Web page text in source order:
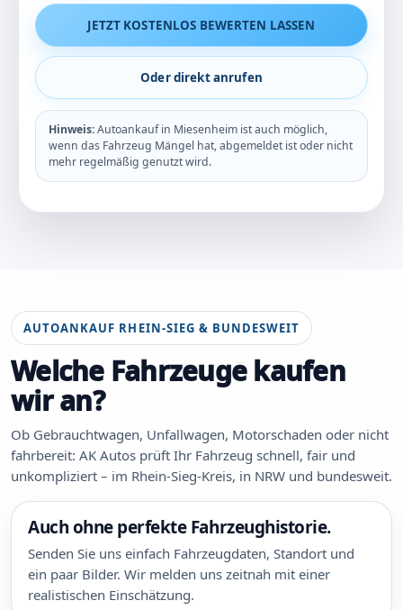
JETZT KOSTENLOS BEWERTEN LASSEN
Oder direkt anrufen
Hinweis:Autoankauf in Miesenheim ist auch möglich,
wenn das Fahrzeug Mängel hat, abgemeldet ist oder nicht
mehr regelmäßig genutzt wird.
AUTOANKAUF RHEIN-SIEG & BUNDESWEIT
Welche Fahrzeuge kaufen
wir an?
Ob Gebrauchtwagen, Unfallwagen, Motorschaden oder nicht
fahrbereit: AK Autos prüft Ihr Fahrzeug schnell, fair und
unkompliziert – im Rhein-Sieg-Kreis, in NRW und bundesweit.
Auch ohne perfekte Fahrzeughistorie.
Senden Sie uns einfach Fahrzeugdaten, Standort und
ein paar Bilder. Wir melden uns zeitnah mit einer
realistischen Einschätzung.